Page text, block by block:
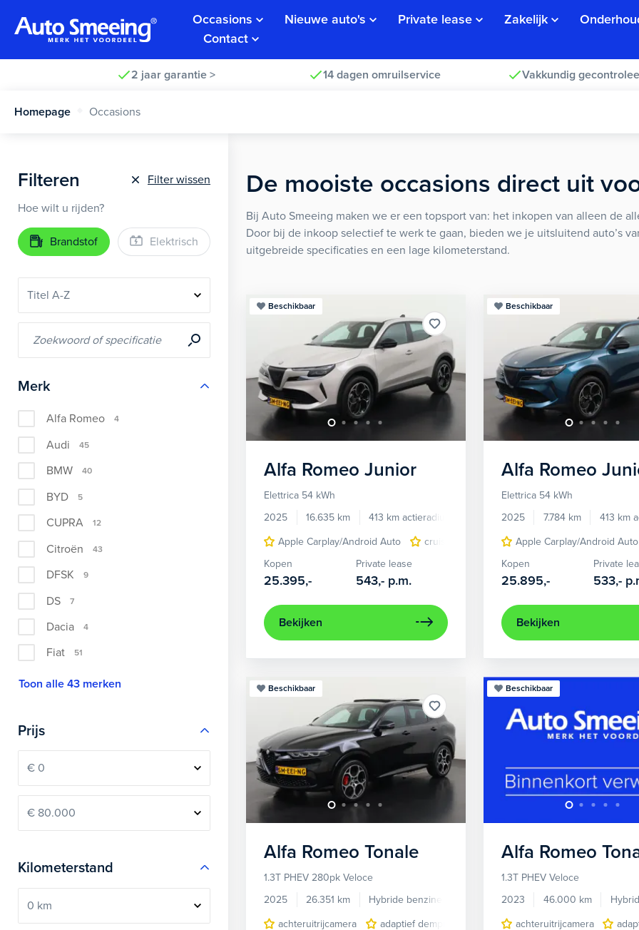
Occasions Nieuwe auto's Private lease Zakelijk
Contact
2 jaar garantie > 14 dagen omruilservice Vakkundig
Homepage Occasions
Filteren
Filter wissen
Hoe wilt u rijden?
Brandstof Elektrisch
Merk
Alfa Romeo 4
Audi 45
BMW 40
BYD 5
CUPRA 12
Citroën 43
DFSK 9
DS 7
Dacia 4
Fiat 51
Toon alle 43 merken
Prijs
Kilometerstand
De mooiste occasions direct uit
Bij Auto Smeeing maken we er een topsport van: het inkopen van alleen de
Door bij de inkoop selectief te werk te gaan, bieden we je uitsluitend auto’s
uitgebreide specificaties en een lage kilometerstand.
Beschikbaar
Alfa Romeo Junior
Elettrica 54 kWh
2025
16.635 km 413 km actieradius
Elektrisch
Apple Carplay/Android Auto
cruise control adaptief LED koplampen
Kopen
25.395,-
Private lease
543,- p.m.
Bekijken
Beschikbaar
Alfa Romeo
Elettrica 54 kWh
2025
7.784 km 413 km
Apple Carplay/Android Auto
Kopen
25.895,-
Private
533,-
Bekijken
Beschikbaar
Alfa Romeo Tonale
1.3T PHEV 280pk Veloce
2025
26.351 km Hybride benzine
Automaat
achteruitrijcamera
adaptief demping systeem audio installatie premium
Beschikbaar
Alfa Romeo
1.3T PHEV Veloce
2023
46.000 km
achteruitrijcamera